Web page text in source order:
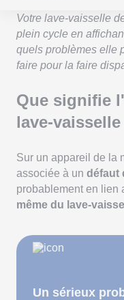
Votre lave-vaisselle
plein cycle en
quels problèmes elle
faire pour la faire
Que signifie
lave-
Sur un appareil de la
associée à un défaut
probablement en lien
même du lave-
Un sérieux